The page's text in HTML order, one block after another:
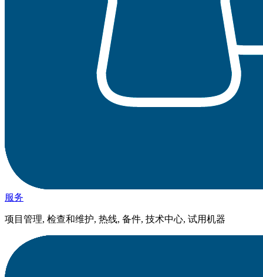
服务
项目管理, 检查和维护, 热线, 备件, 技术中心, 试用机器